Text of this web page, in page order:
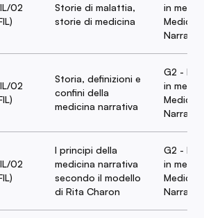
02
Storie di malattia,
storie di medicina
in
Medicina
02
Storia, definizioni e
confini della
medicina narrativa
G2 -
in
Medicina
02
I principi della
medicina narrativa
secondo il modello
di Rita Charon
G2 -
in
Medicina